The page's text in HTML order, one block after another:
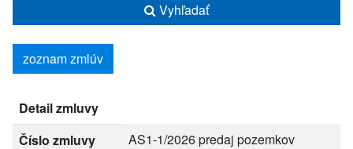
Vyhľadať
zoznam zmlúv
Detail zmluvy
Číslo zmluvy
AS1-1/2026 predaj pozemkov